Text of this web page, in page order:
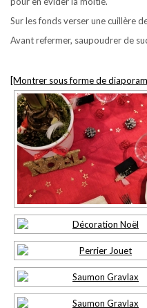
Sur les fonds verser une cuillère
Avant refermer, saupoudrer de
[Montrer sous forme de